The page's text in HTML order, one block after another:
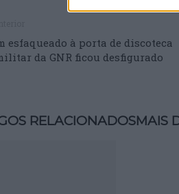
esfaqueado à porta de discoteca
da GNR ficou desfigurado
RELACIONADOSMAIS